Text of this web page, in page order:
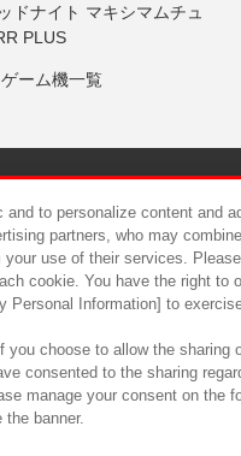
ドナイト マキシマムチュ
PLUS
ーム機一覧
ついて カスタマーハラスメ
to personalize content and
partners, who may
use of their services.
cookie. You have the right to
Personal Information] to
you choose to allow the sharing
consented to the sharing
manage your consent on the
banner.